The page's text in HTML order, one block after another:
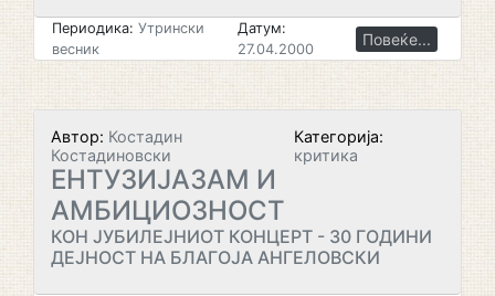
Периодика: Утрински
весник
Датум:
27.04.2000
Повеќе...
Автор: Костадин
Костадиновски
Категорија:
критика
ЕНТУЗИЈАЗАМ И
АМБИЦИОЗНОСТ
КОН ЈУБИЛЕЈНИОТ КОНЦЕРТ - 30 ГОДИНИ
ДЕЈНОСТ НА БЛАГОЈА АНГЕЛОВСКИ